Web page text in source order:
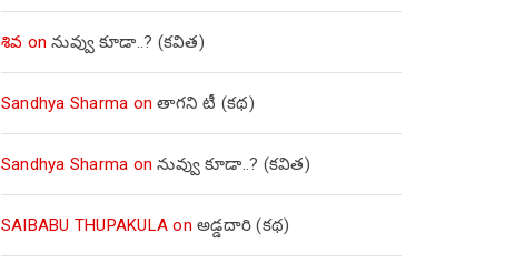
శివ onనువ్వు కూడా..? (కవిత)
Sandhya Sharma onతాగని టీ (కథ)
Sandhya Sharma onనువ్వు కూడా..? (కవిత)
SAIBABU THUPAKULA onఅడ్డదారి (కథ)